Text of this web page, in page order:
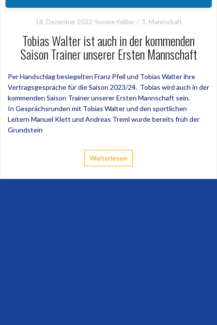
18. Dezember 2022 Yvonne Keßler 1. Mannschaft
Tobias Walter ist auch in der kommenden
Saison Trainer unserer Ersten Mannschaft
Per Handschlag besiegelten Franz Pfeil und Tobias Walter ihre
Vertragsgespräche für die Saison 2023/24. Tobias wird auch in der
kommenden Saison Trainer unserer Ersten Mannschaft sein.
In Gesprächsrunden mit Tobias Walter und den sportlichen
Leitern Manuel Klett und Andreas Treml wurde bereits früh der
Grundstein
Weiterlesen